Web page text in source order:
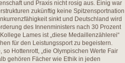
und Praxis nicht rosig aus. Einig war
zukünftig keine Spitzensportnation
sinkt und Deutschland wird
des Innenministers nach 30 Prozent
Lames ist „diese Medaillenzählerei“
für den Leistungssport zu begeistern.
Hottenrott, „die Olympischen Werte Fair
gehören Fächer wie Ethik in jeden